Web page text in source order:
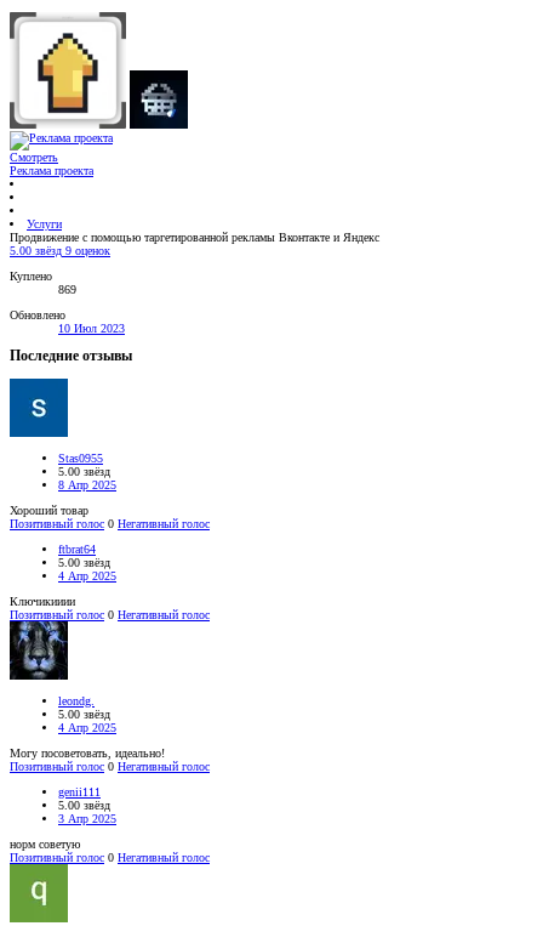
Смотреть
Реклама проекта
Услуги
Продвижение с помощью таргетированной рекламы Вконтакте и Яндекс
5.00 звёзд 9 оценок
Куплено
869
Обновлено
10 Июл 2023
Последние отзывы
Stas0955
5.00 звёзд
8 Апр 2025
Хороший товар
Позитивный голос 0 Негативный голос
ftbrat64
5.00 звёзд
4 Апр 2025
Ключикииии
Позитивный голос 0 Негативный голос
leondg.
5.00 звёзд
4 Апр 2025
Могу посоветовать, идеально!
Позитивный голос 0 Негативный голос
genii111
5.00 звёзд
3 Апр 2025
норм советую
Позитивный голос 0 Негативный голос